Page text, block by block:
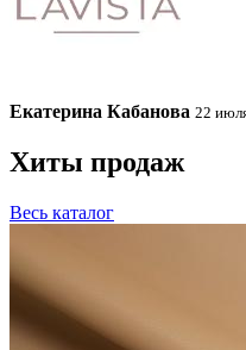
Екатерина Кабанова 22
Хиты продаж
Весь каталог